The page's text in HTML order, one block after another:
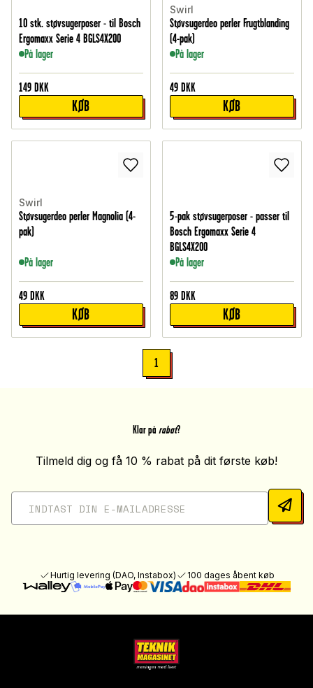
10 stk. støvsugerposer - til Bosch
Ergomaxx Serie 4 BGLS4X200
På lager
149 DKK
KØB
Swirl
Støvsugerdeo perler Frugtblanding
(4-pak)
På lager
49 DKK
KØB
Swirl
Støvsugerdeo perler Magnolia (4-
pak)
På lager
49 DKK
KØB
5-pak støvsugerposer - passer til
Bosch Ergomaxx Serie 4
BGLS4X200
På lager
89 DKK
KØB
1
Klar på rabat?
Tilmeld dig og få 10 % rabat på dit første køb!
Hurtig levering (DAO, Instabox) 100 dages åbent køb